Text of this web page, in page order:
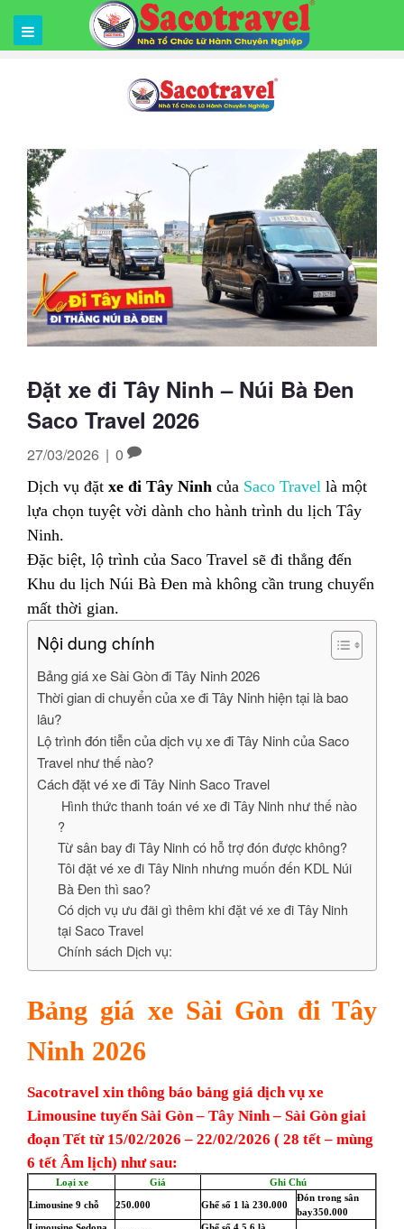
Đặt xe đi Tây Ninh – Núi Bà Đen
Saco Travel 2026
27/03/2026 | 0
Dịch vụ đặt xe đi Tây Ninh của Saco Travel là một
lựa chọn tuyệt vời dành cho hành trình du lịch Tây
Ninh.
Đặc biệt, lộ trình của Saco Travel sẽ đi thẳng đến
Khu du lịch Núi Bà Đen mà không cần trung chuyển
mất thời gian.
Nội dung chính
Bảng giá xe Sài Gòn đi Tây Ninh 2026
Thời gian di chuyển của xe đi Tây Ninh hiện tại là bao
lâu?
Lộ trình đón tiễn của dịch vụ xe đi Tây Ninh của Saco
Travel như thế nào?
Cách đặt vé xe đi Tây Ninh Saco Travel
Hình thức thanh toán vé xe đi Tây Ninh như thế nào
?
Từ sân bay đi Tây Ninh có hỗ trợ đón được không?
Tôi đặt vé xe đi Tây Ninh nhưng muốn đến KDL Núi
Bà Đen thì sao?
Có dịch vụ ưu đãi gì thêm khi đặt vé xe đi Tây Ninh
tại Saco Travel
Chính sách Dịch vụ:
Bảng giá xe Sài Gòn đi Tây
Ninh 2026
Sacotravel xin thông báo bảng giá dịch vụ xe
Limousine tuyến Sài Gòn – Tây Ninh – Sài Gòn giai
đoạn Tết từ 15/02/2026 – 22/02/2026 ( 28 tết – mùng
6 tết Âm lịch) như sau:
Loại xe Giá Ghi Chú
Limousine 9 chỗ 250.000 Ghế số 1 là 230.000
Đón trong sân
bay350.000
Limousine Sedona
Ghế số 4,5,6 là